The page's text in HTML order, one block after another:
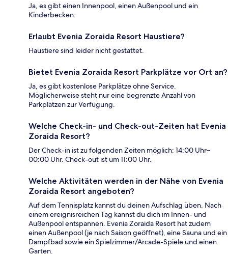
Ja, es gibt einen Innenpool, einen Außenpool und ein
Kinderbecken.
Erlaubt Evenia Zoraida Resort Haustiere?
Haustiere sind leider nicht gestattet.
Bietet Evenia Zoraida Resort Parkplätze vor Ort an?
Ja, es gibt kostenlose Parkplätze ohne Service.
Möglicherweise steht nur eine begrenzte Anzahl von
Parkplätzen zur Verfügung.
Welche Check-in- und Check-out-Zeiten hat Evenia
Zoraida Resort?
Der Check-in ist zu folgenden Zeiten möglich: 14:00 Uhr–
00:00 Uhr. Check-out ist um 11:00 Uhr.
Welche Aktivitäten werden in der Nähe von Evenia
Zoraida Resort angeboten?
Auf dem Tennisplatz kannst du deinen Aufschlag üben. Nach
einem ereignisreichen Tag kannst du dich im Innen- und
Außenpool entspannen. Evenia Zoraida Resort hat zudem
einen Außenpool (je nach Saison geöffnet), eine Sauna und ein
Dampfbad sowie ein Spielzimmer/Arcade-Spiele und einen
Garten.